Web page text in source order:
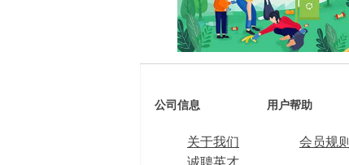
公司信息
关于我们
用户帮助
会员规则